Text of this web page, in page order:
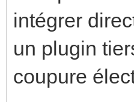
intégrer
un plugin
coupure